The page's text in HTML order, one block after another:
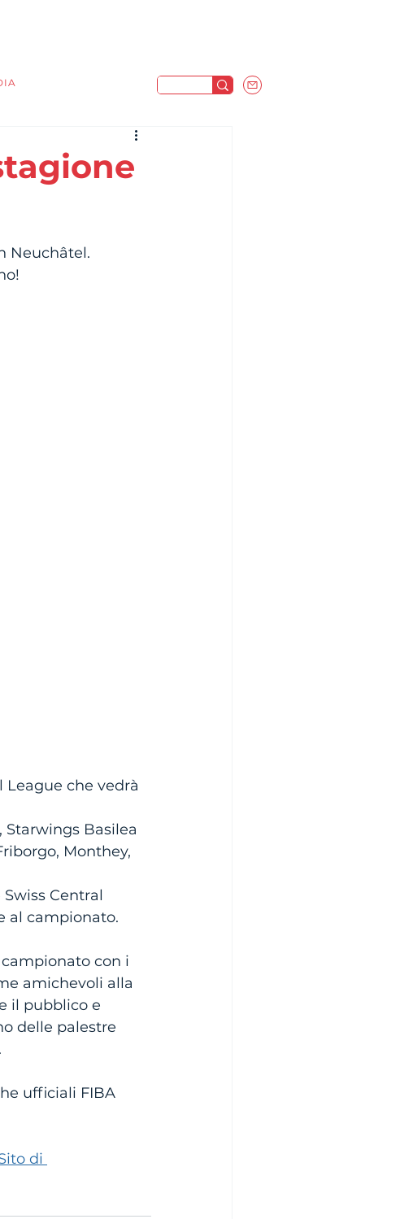
Neuchâtel.
che vedrà
Starwings Basilea
Monthey,
Central
al campionato.
con i
amichevoli alla
il pubblico e
delle palestre
ufficiali FIBA
di